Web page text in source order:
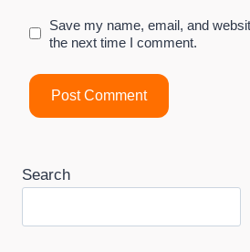
Save my name, email, and
the next time I comment.
Search